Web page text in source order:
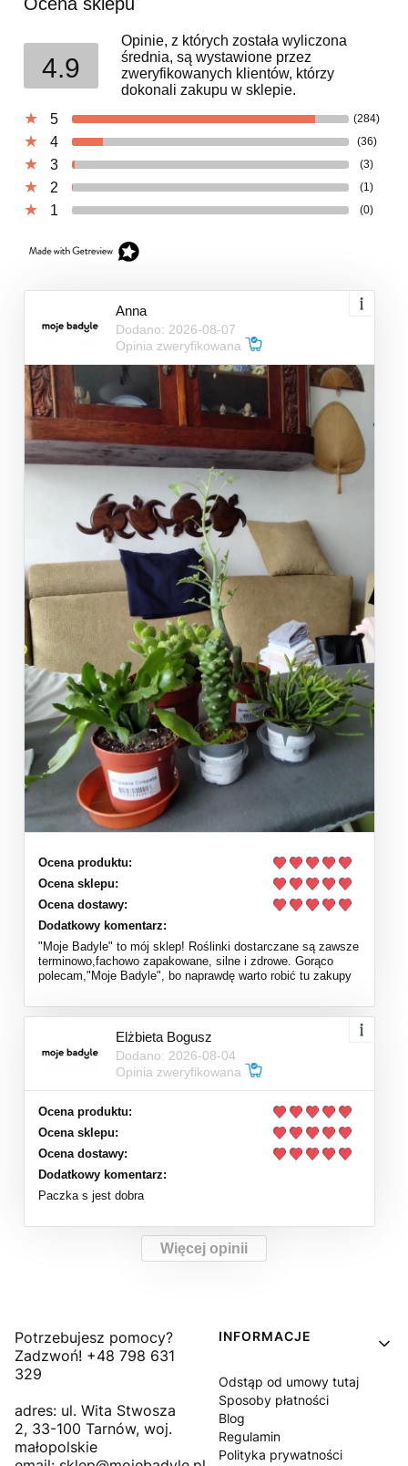
4.9
Opinie, z których została wyliczona
średnia, są wystawione przez
zweryfikowanych klientów, którzy
dokonali zakupu w sklepie.
5
(284)
4 (36)
3 (3)
2 (1)
1 (0)
Anna
Dodano: 2026-08-07
Opinia zweryfikowana
Ocena produktu:
Ocena sklepu:
Ocena dostawy:
Dodatkowy komentarz:
"Moje Badyle" to mój sklep! Roślinki dostarczane są zawsze
terminowo,fachowo zapakowane, silne i zdrowe. Gorąco
polecam,"Moje Badyle", bo naprawdę warto robić tu zakupy
Elżbieta Bogusz
Dodano: 2026-08-04
Opinia zweryfikowana
Ocena produktu:
Ocena sklepu:
Ocena dostawy:
Dodatkowy komentarz:
Paczka s jest dobra
Więcej opinii
Potrzebujesz pomocy?
Zadzwoń! +48 798 631
329
adres: ul. Wita Stwosza
2, 33-100 Tarnów, woj.
małopolskie
Linki w stopce
INFORMACJE
Odstąp od umowy tutaj
Sposoby płatności
Blog
Regulamin
Polityka prywatności